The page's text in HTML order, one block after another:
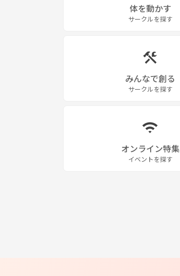
体を動かす
サークルを探す
みんなで創る
サークルを探す
オンライン特集
イベントを探す